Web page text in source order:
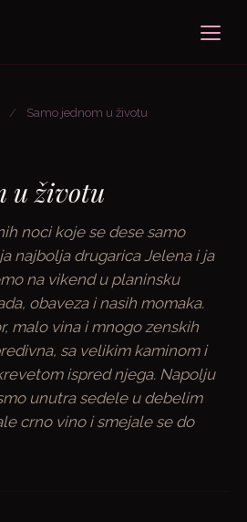
/ Samo jednom u životu
u životu
noci koje se dese samo
najbolja drugarica Jelena i ja
na vikend u planinsku
obaveza i nasih momaka.
malo vina i mnogo zenskih
sa velikim kaminom i
ispred njega. Napolju
unutra sedele u debelim
crno vino i smejale se do